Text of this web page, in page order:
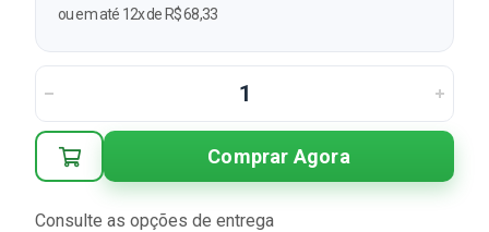
ou em até 12x de R$ 68,33
Comprar Agora
Consulte as opções de entrega